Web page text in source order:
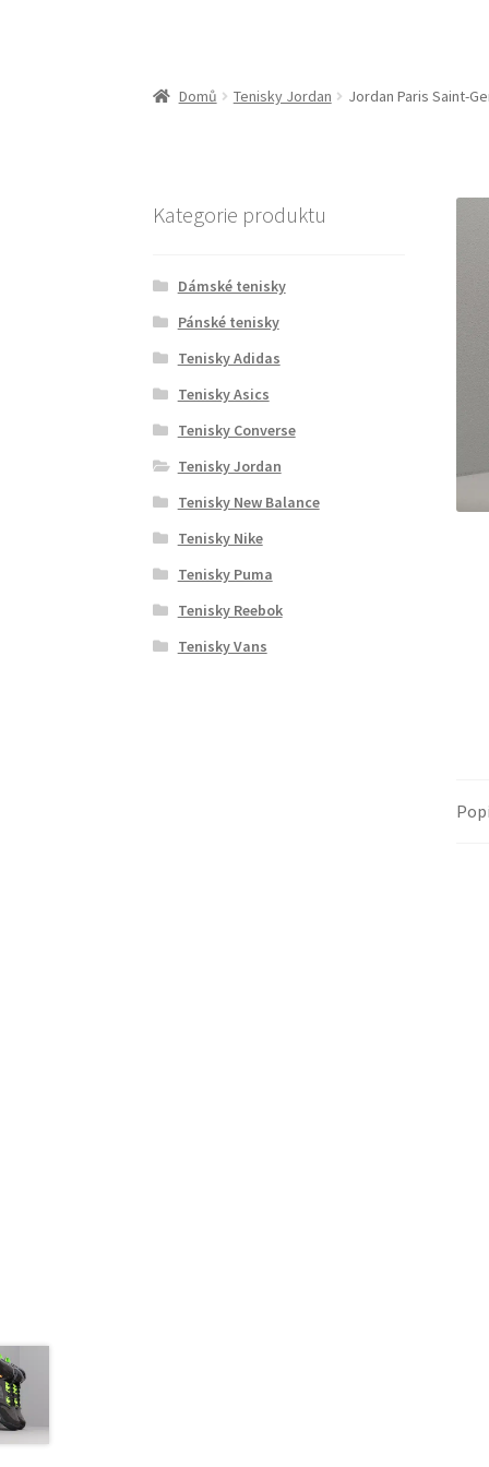
Domů Tenisky Jordan Jordan Paris Saint-
Kategorie produktu
Dámské tenisky
Pánské tenisky
Tenisky Adidas
Tenisky Asics
Tenisky Converse
Tenisky Jordan
Tenisky New Balance
Tenisky Nike
Tenisky Puma
Tenisky Reebok
Tenisky Vans